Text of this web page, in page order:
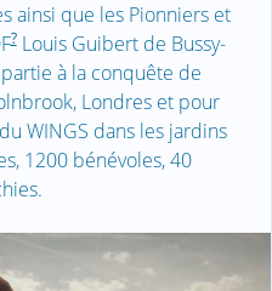
ainsi que les Pionniers et
?Louis Guibert de Bussy-
à la conquête de
Londres et pour
WINGS dans les jardins
1200 bénévoles, 40